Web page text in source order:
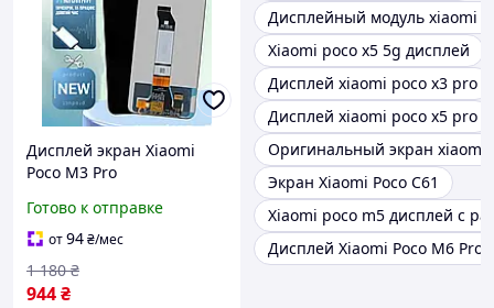
Дисплей экран Xiaomi
Poco M3 Pro
сенсор в сборе, Модуль
Ксиоми Поко М3 Про
Готово к отправке
от94₴/мес
944₴
1 180 ₴
Дисплейный модуль xiaomi
Xiaomi poco x5 5g дисплей
Дисплей xiaomi poco x3 pro
Дисплей xiaomi poco x5 pro
Оригинальный экран xiaomi
Экран Xiaomi Poco C61
Xiaomi poco m5 дисплей с
Дисплей Xiaomi Poco M6 Pro